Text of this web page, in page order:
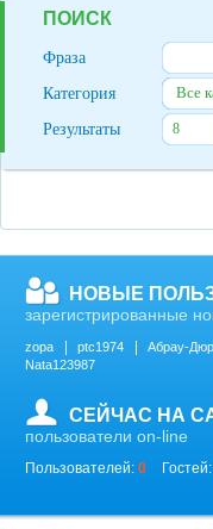
ПОИСК
Фраза
Категория
Все
Результаты
НОВЫЕ
зарегистрированные
zopa ptc1974 Абрау-
Nata123987
СЕЙЧАС НА
пользователи on-line
Пользователей: 0 Гостей: